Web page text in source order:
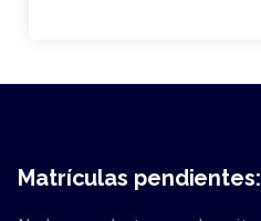
Matrículas pendientes: